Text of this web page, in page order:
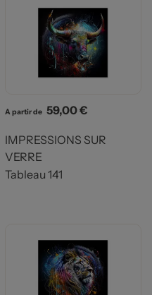
A partir de Prix
59,00 €
IMPRESSIONS SUR
VERRE
Tableau 141